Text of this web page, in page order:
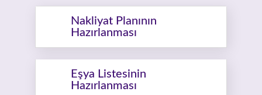
Nakliyat Planının
Hazırlanması
Eşya Listesinin
Hazırlanması